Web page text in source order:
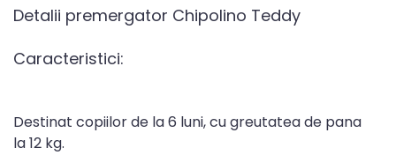
Detalii premergator Chipolino Teddy
Caracteristici:
Destinat copiilor de la 6 luni, cu greutatea de pana
la 12 kg.